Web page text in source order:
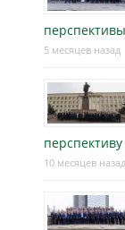
5 месяцев назад
перспективу
10 месяцев назад